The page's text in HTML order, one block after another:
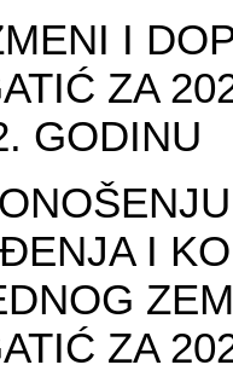
I
ZA
GODINU
I
ZA